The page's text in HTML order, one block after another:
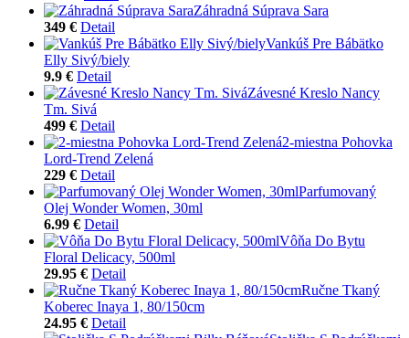
Záhradná Súprava Sara
349 € Detail
Vankúš Pre Bábätko
Elly Sivý/biely
9.9 € Detail
Závesné Kreslo Nancy
Tm. Sivá
499 € Detail
2-miestna Pohovka
Lord-Trend Zelená
229 € Detail
Parfumovaný
Olej Wonder Women, 30ml
6.99 € Detail
Vôňa Do Bytu
Floral Delicacy, 500ml
29.95 € Detail
Ručne Tkaný
Koberec Inaya 1, 80/150cm
24.95 € Detail